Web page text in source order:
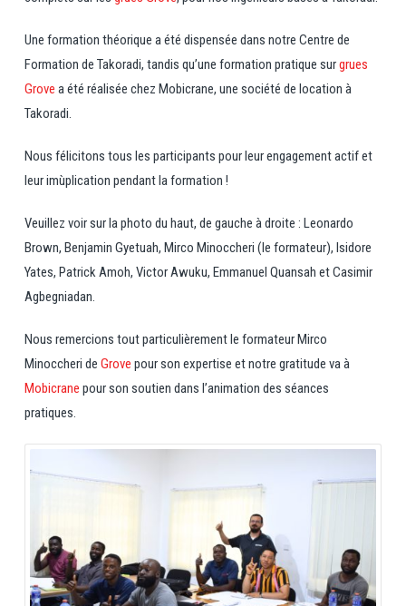
Une formation théorique a été dispensée dans notre Centre de
Formation de Takoradi, tandis qu’une formation pratique surgrues
Grove a été réalisée chez Mobicrane, une société de location à
Takoradi.
Nous félicitons tous les participants pour leur engagement actif et
leur imùplication pendant la formation !
Veuillez voir sur la photo du haut, de gauche à droite : Leonardo
Brown, Benjamin Gyetuah, Mirco Minoccheri (le formateur), Isidore
Yates, Patrick Amoh, Victor Awuku, Emmanuel Quansah et Casimir
Agbegniadan.
Nous remercions tout particulièrement le formateur Mirco
Minoccheri de Grove pour son expertise et notre gratitude va à
Mobicrane pour son soutien dans l’animation des séances
pratiques.